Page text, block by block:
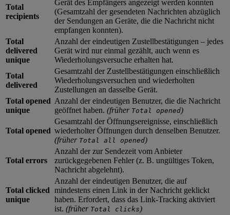
Total
recipients
Gerät des Empfängers angezeigt werden konnten
(Gesamtzahl der gesendeten Nachrichten abzüglich
der Sendungen an Geräte, die die Nachricht nicht
empfangen konnten).
Total
delivered
unique
Anzahl der eindeutigen Zustellbestätigungen – jedes
Gerät wird nur einmal gezählt, auch wenn es
Wiederholungsversuche erhalten hat.
Total
delivered
Gesamtzahl der Zustellbestätigungen einschließlich
Wiederholungsversuchen und wiederholten
Zustellungen an dasselbe Gerät.
Total opened
unique
Anzahl der eindeutigen Benutzer, die die Nachricht
geöffnet haben. (früher Total opened)
Total opened
Gesamtzahl der Öffnungsereignisse, einschließlich
wiederholter Öffnungen durch denselben Benutzer.
(früher Total all opened)
Total errors
Anzahl der zur Sendezeit vom Anbieter
zurückgegebenen Fehler (z. B. ungültiges Token,
Nachricht abgelehnt).
Total clicked
unique
Anzahl der eindeutigen Benutzer, die auf
mindestens einen Link in der Nachricht geklickt
haben. Erfordert, dass das Link-Tracking aktiviert
ist. (früher Total clicks)